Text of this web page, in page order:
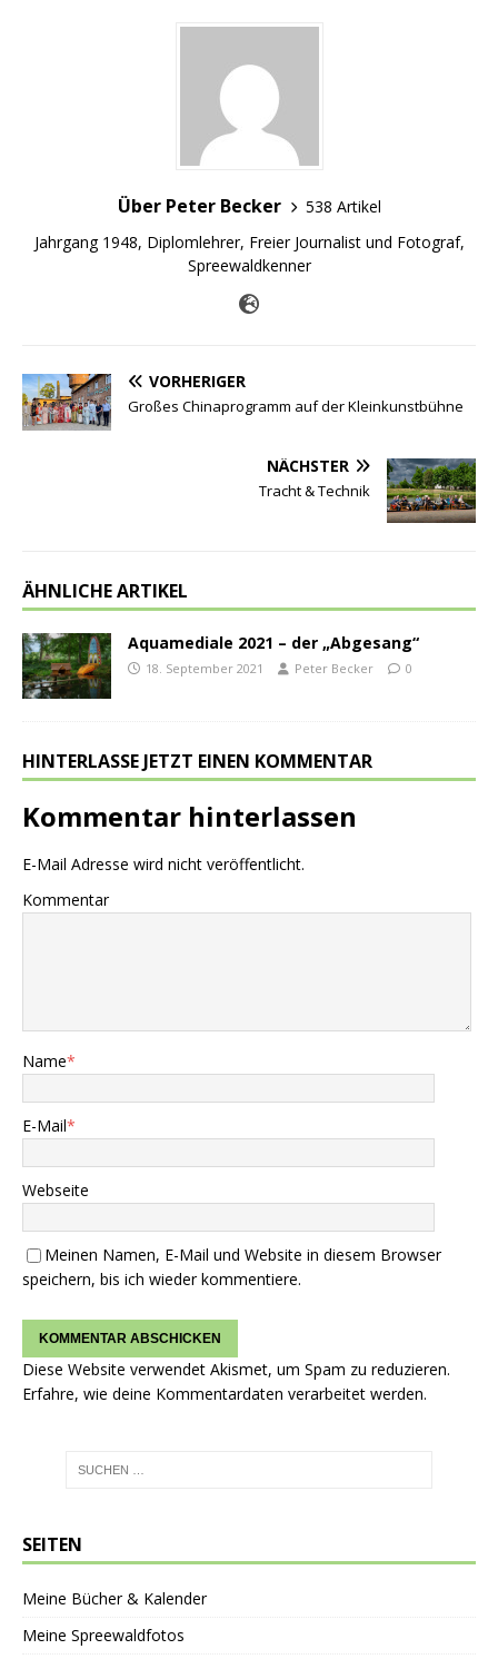
Über Peter Becker
538 Artikel
Jahrgang 1948, Diplomlehrer, Freier Journalist und Fotograf,
Spreewaldkenner
VORHERIGER
Großes Chinaprogramm auf der Kleinkunstbühne
NÄCHSTER
Tracht & Technik
ÄHNLICHE ARTIKEL
Aquamediale 2021 – der „Abgesang“
18. September 2021 Peter Becker 0
HINTERLASSE JETZT EINEN KOMMENTAR
Kommentar hinterlassen
E-Mail Adresse wird nicht veröffentlicht.
Kommentar
Name*
E-Mail*
Webseite
Meinen Namen, E-Mail und Website in diesem Browser
speichern, bis ich wieder kommentiere.
Diese Website verwendet Akismet, um Spam zu reduzieren.
Erfahre, wie deine Kommentardaten verarbeitet werden.
SEITEN
Meine Bücher & Kalender
Meine Spreewaldfotos